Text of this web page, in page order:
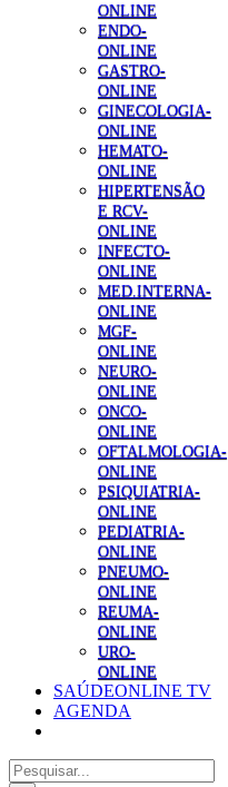
ONLINE
ENDO-
ONLINE
GASTRO-
ONLINE
GINECOLOGIA-
ONLINE
HEMATO-
ONLINE
HIPERTENSÃO
E RCV-
ONLINE
INFECTO-
ONLINE
MED.INTERNA-
ONLINE
MGF-
ONLINE
NEURO-
ONLINE
ONCO-
ONLINE
OFTALMOLOGIA-
ONLINE
PSIQUIATRIA-
ONLINE
PEDIATRIA-
ONLINE
PNEUMO-
ONLINE
REUMA-
ONLINE
URO-
ONLINE
SAÚDEONLINE TV
AGENDA
Pesquisar